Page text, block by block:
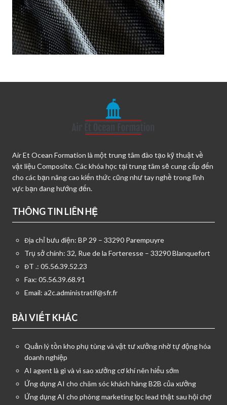
Air Et Ocean Formation là một trung tâm đào tạo kỹ thuật về
vật liệu Composite. Các khóa học tại trung tâm sẽ cung cấp đến
cho các bạn nâng cao kiến thức cũng như tay nghề trong lĩnh
vực bạn đang hướng đến.
THÔNG TIN LIÊN HỆ
Địa chỉ bưu điện: BP 29 – 33290 Parempuyre
Trụ sở chính: 32, Rue de la Forteresse – 33290 Blanquefort
ĐT .: 05.56.39.52.23
Fax: 05.56.39.68.91
Email: a2c.administratif@sfr.fr
BÀI VIẾT KHÁC
Quản lý tồn kho phụ tùng và vật tư xưởng nhờ tự động hóa
doanh nghiệp
AI agent là gì và vì sao xưởng cơ khí nên hiểu sớm
Ứng dụng AI cho chăm sóc khách hàng B2B của xưởng
Ứng dụng AI cho phòng marketing lọc lead thật sau hội chợ